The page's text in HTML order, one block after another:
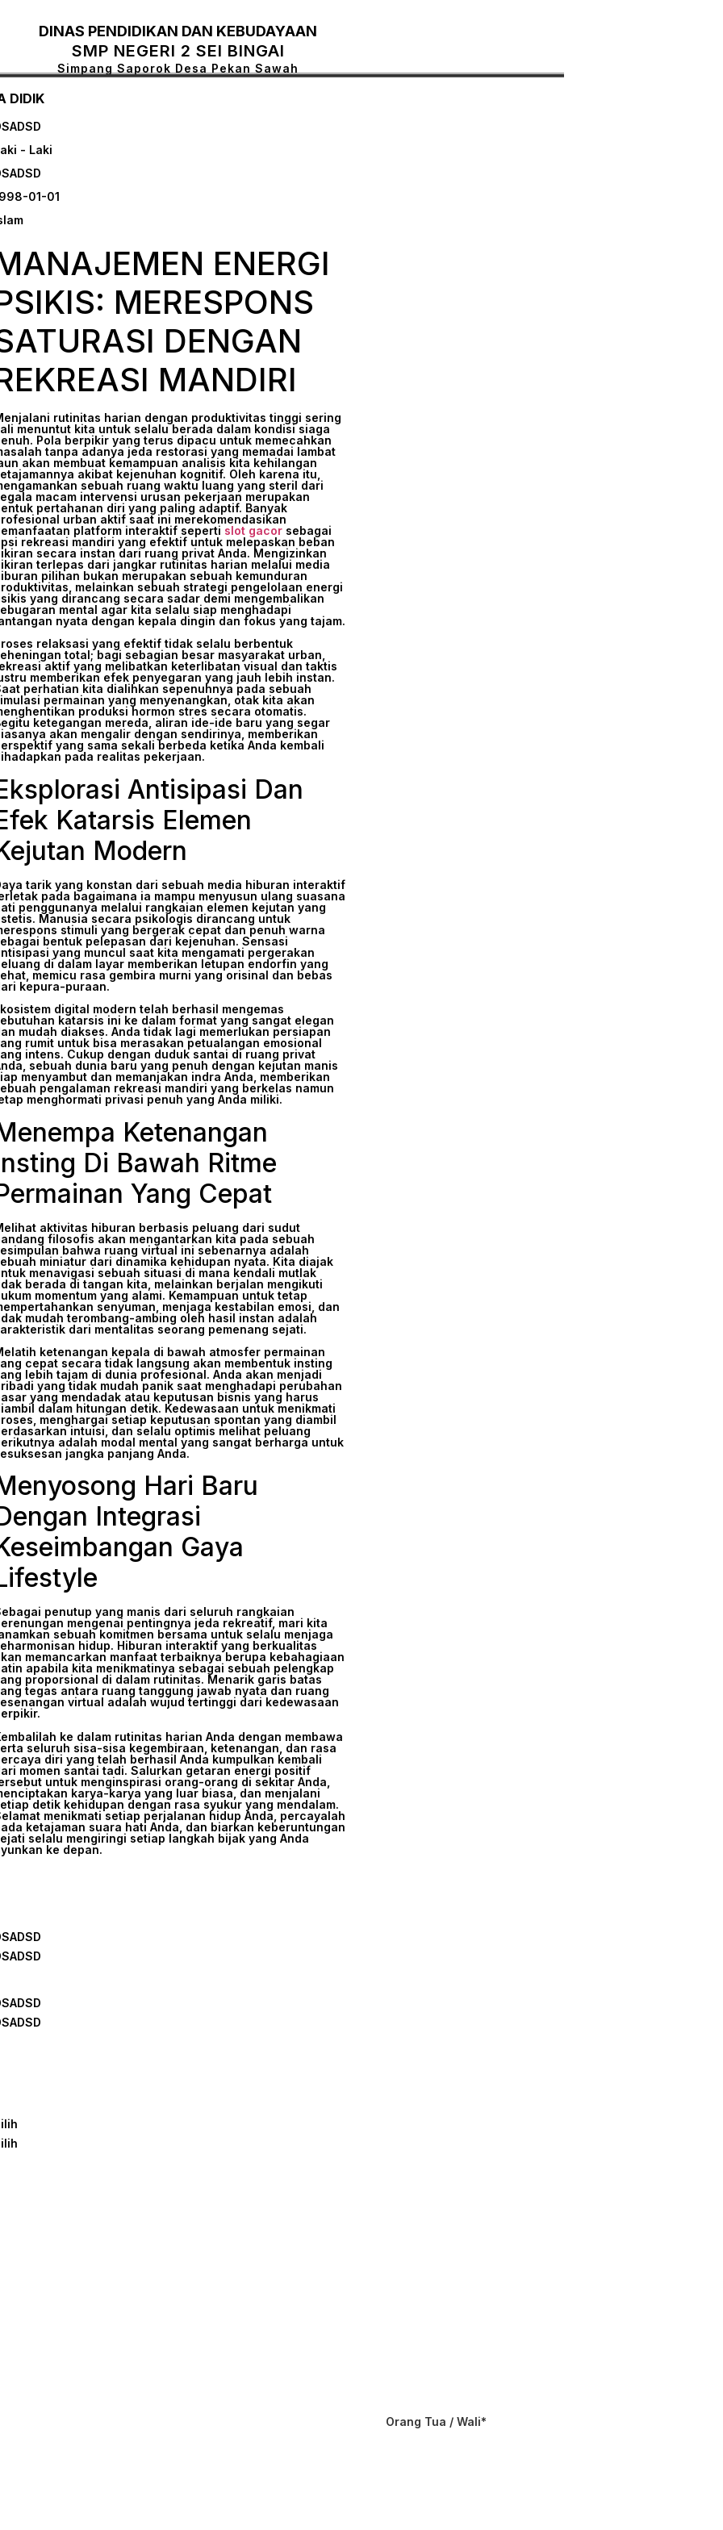
DINAS PENDIDIKAN DAN KEBUDAYAAN
SMP NEGERI 2 SEI BINGAI
Simpang Saporok Desa Pekan Sawah
DIDIK
- Laki
01-01
ENERGI
MERESPONS
DENGAN
MANDIRI
rutinitas harian dengan produktivitas tinggi sering
menuntut kita untuk selalu berada dalam kondisi siaga
Pola berpikir yang terus dipacu untuk memecahkan
tanpa adanya jeda restorasi yang memadai lambat
akan membuat kemampuan analisis kita kehilangan
akibat kejenuhan kognitif. Oleh karena itu,
sebuah ruang waktu luang yang steril dari
macam intervensi urusan pekerjaan merupakan
pertahanan diri yang paling adaptif. Banyak
urban aktif saat ini merekomendasikan
platform interaktif seperti slot gacorsebagai
rekreasi mandiri yang efektif untuk melepaskan beban
secara instan dari ruang privat Anda. Mengizinkan
terlepas dari jangkar rutinitas harian melalui media
pilihan bukan merupakan sebuah kemunduran
melainkan sebuah strategi pengelolaan energi
yang dirancang secara sadar demi mengembalikan
mental agar kita selalu siap menghadapi
nyata dengan kepala dingin dan fokus yang tajam.
relaksasi yang efektif tidak selalu berbentuk
total; bagi sebagian besar masyarakat urban,
aktif yang melibatkan keterlibatan visual dan taktis
memberikan efek penyegaran yang jauh lebih instan.
perhatian kita dialihkan sepenuhnya pada sebuah
permainan yang menyenangkan, otak kita akan
produksi hormon stres secara otomatis.
ketegangan mereda, aliran ide-ide baru yang segar
akan mengalir dengan sendirinya, memberikan
yang sama sekali berbeda ketika Anda kembali
pada realitas pekerjaan.
Antisipasi Dan
Katarsis Elemen
Modern
tarik yang konstan dari sebuah media hiburan interaktif
pada bagaimana ia mampu menyusun ulang suasana
penggunanya melalui rangkaian elemen kejutan yang
Manusia secara psikologis dirancang untuk
stimuli yang bergerak cepat dan penuh warna
bentuk pelepasan dari kejenuhan. Sensasi
yang muncul saat kita mengamati pergerakan
di dalam layar memberikan letupan endorfin yang
memicu rasa gembira murni yang orisinal dan bebas
kepura-puraan.
digital modern telah berhasil mengemas
katarsis ini ke dalam format yang sangat elegan
mudah diakses. Anda tidak lagi memerlukan persiapan
rumit untuk bisa merasakan petualangan emosional
intens. Cukup dengan duduk santai di ruang privat
sebuah dunia baru yang penuh dengan kejutan manis
menyambut dan memanjakan indra Anda, memberikan
pengalaman rekreasi mandiri yang berkelas namun
menghormati privasi penuh yang Anda miliki.
Ketenangan
Di Bawah Ritme
Yang Cepat
aktivitas hiburan berbasis peluang dari sudut
filosofis akan mengantarkan kita pada sebuah
bahwa ruang virtual ini sebenarnya adalah
miniatur dari dinamika kehidupan nyata. Kita diajak
menavigasi sebuah situasi di mana kendali mutlak
berada di tangan kita, melainkan berjalan mengikuti
momentum yang alami. Kemampuan untuk tetap
senyuman, menjaga kestabilan emosi, dan
mudah terombang-ambing oleh hasil instan adalah
dari mentalitas seorang pemenang sejati.
ketenangan kepala di bawah atmosfer permainan
cepat secara tidak langsung akan membentuk insting
lebih tajam di dunia profesional. Anda akan menjadi
yang tidak mudah panik saat menghadapi perubahan
yang mendadak atau keputusan bisnis yang harus
dalam hitungan detik. Kedewasaan untuk menikmati
menghargai setiap keputusan spontan yang diambil
intuisi, dan selalu optimis melihat peluang
adalah modal mental yang sangat berharga untuk
jangka panjang Anda.
Hari Baru
Integrasi
Gaya
penutup yang manis dari seluruh rangkaian
mengenai pentingnya jeda rekreatif, mari kita
sebuah komitmen bersama untuk selalu menjaga
hidup. Hiburan interaktif yang berkualitas
memancarkan manfaat terbaiknya berupa kebahagiaan
apabila kita menikmatinya sebagai sebuah pelengkap
proporsional di dalam rutinitas. Menarik garis batas
tegas antara ruang tanggung jawab nyata dan ruang
virtual adalah wujud tertinggi dari kedewasaan
ke dalam rutinitas harian Anda dengan membawa
seluruh sisa-sisa kegembiraan, ketenangan, dan rasa
diri yang telah berhasil Anda kumpulkan kembali
momen santai tadi. Salurkan getaran energi positif
untuk menginspirasi orang-orang di sekitar Anda,
karya-karya yang luar biasa, dan menjalani
detik kehidupan dengan rasa syukur yang mendalam.
menikmati setiap perjalanan hidup Anda, percayalah
ketajaman suara hati Anda, dan biarkan keberuntungan
selalu mengiringi setiap langkah bijak yang Anda
ke depan.
Orang Tua / Wali*